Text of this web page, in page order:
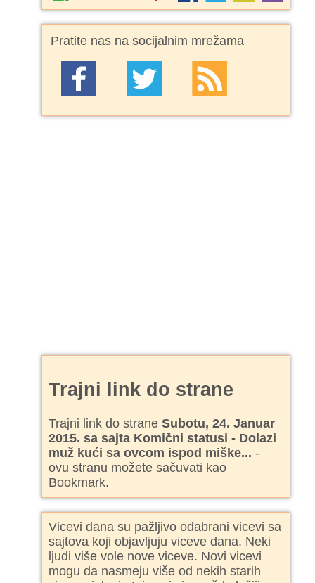
Pratite nas na socijalnim mrežama
Trajni link do strane
Trajni link do straneSubotu, 24. Januar
2015. sa sajta Komični statusi - Dolazi
muž kući sa ovcom ispod miške... -
ovu stranu možete sačuvati kao
Bookmark.
Vicevi dana su pažljivo odabrani vicevi sa
sajtova koji objavljuju viceve dana. Neki
ljudi više vole nove viceve. Novi vicevi
mogu da nasmeju više od nekih starih